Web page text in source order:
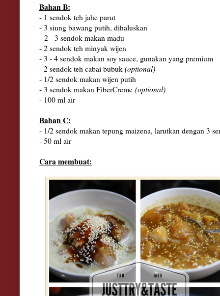
Bahan B:
- 1 sendok teh jahe parut
- 3 siung bawang putih, dihaluskan
- 2 - 3 sendok makan madu
- 2 sendok teh minyak wijen
- 3 - 4 sendok makan soy sauce, gunakan yang premium
- 2 sendok teh cabai bubuk(optional)
- 1/2 sendok makan wijen putih
- 3 sendok makan FiberCreme (optional)
- 100 ml air
Bahan C:
- 1/2 sendok makan tepung maizena, larutkan dengan 3
- 50 ml air
Cara membuat: